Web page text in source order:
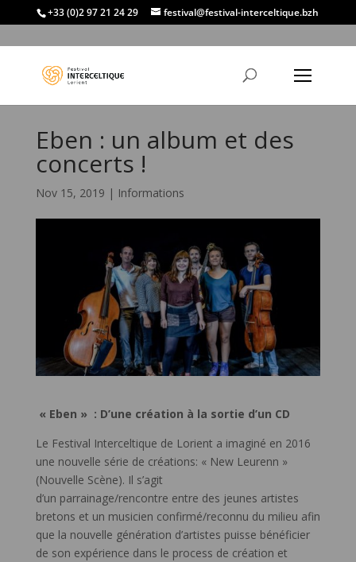
+33 (0)2 97 21 24 29 festival@festival-interceltique.bzh
Eben : un album et des
concerts !
Nov 15, 2019 | Informations
« Eben » : D’une création à la sortie d’un CD
Le Festival Interceltique de Lorient a imaginé en 2016
une nouvelle série de créations: « New Leurenn »
(Nouvelle Scène). Il s’agit
d’un parrainage/rencontre entre des jeunes artistes
bretons et un musicien confirmé/reconnu du milieu afin
que la nouvelle génération d’artistes puisse bénéficier
de son expérience dans le process de création et